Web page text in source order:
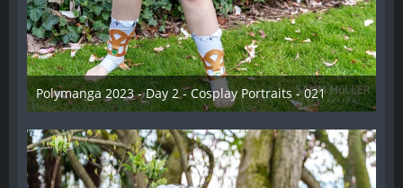
Polymanga 2023 - Day 2 - Cosplay Portraits - 021
12. Mai 2023